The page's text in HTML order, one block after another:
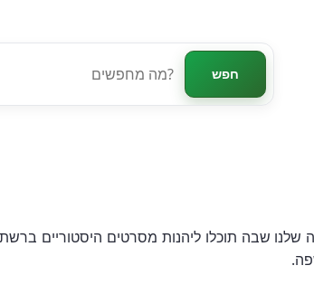
חפש
שלנו שבה תוכלו ליהנות מסרטים היסטוריים